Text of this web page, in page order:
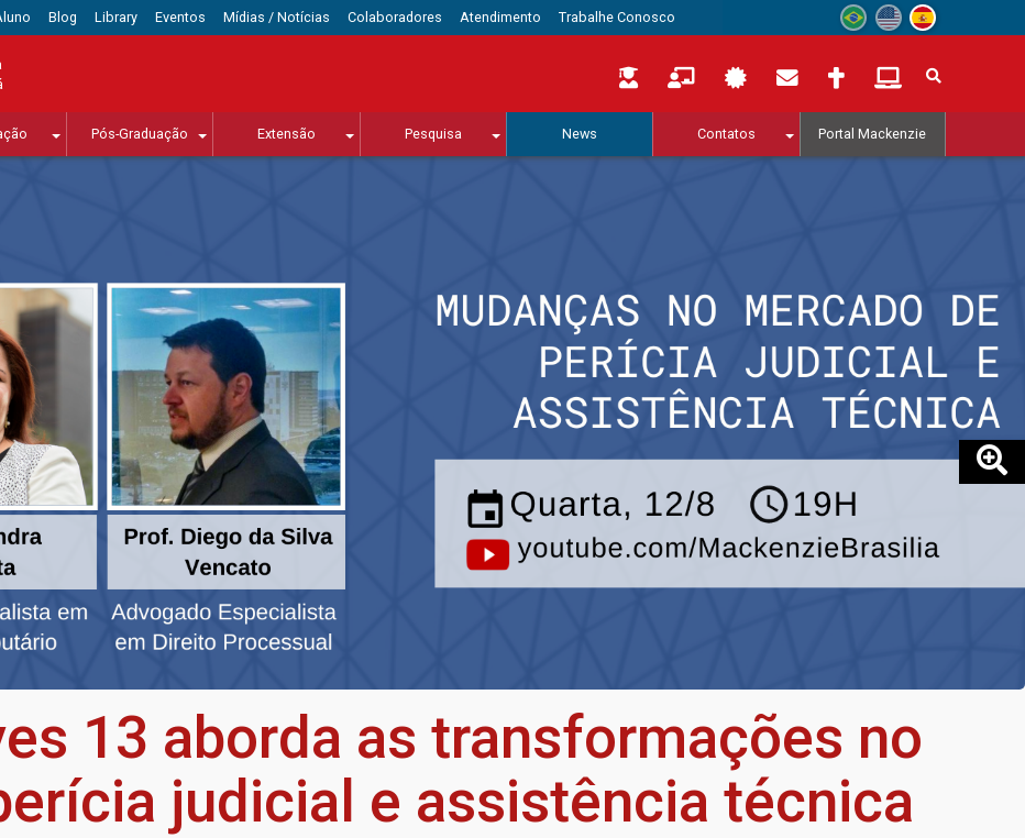
Blog Library Eventos Mídias / Notícias Colaboradores Atendimento Trabalhe Conosco
Pós-Graduação Extensão Pesquisa News Contatos Portal Mackenzie
13 aborda as transformações no
judicial e assistência técnica